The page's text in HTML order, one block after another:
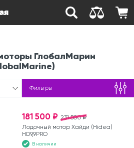
ГлобалМарин
Фильтры
231 500 ₽
181 500 ₽
Лодочный мотор Хайди (Hidea)
HD9,9PRO
В наличии